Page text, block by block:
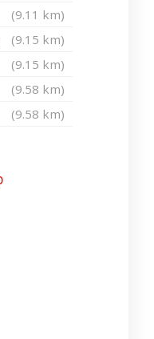
(9.11 km)
(9.15 km)
(9.15 km)
(9.58 km)
(9.58 km)